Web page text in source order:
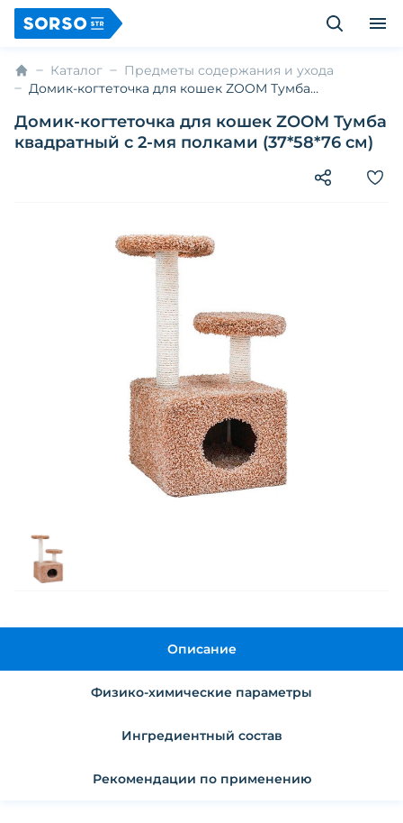
Каталог
Предметы содержания и ухода
Домик-когтеточка для кошек ZOOM Тумба
Домик-когтеточка для кошек ZOOM Тумба
квадратный с 2-мя полками (37*58*76 см)
Описание
Физико-химические параметры
Ингредиентный состав
Рекомендации по применению